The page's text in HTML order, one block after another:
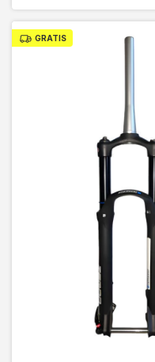
GRATIS